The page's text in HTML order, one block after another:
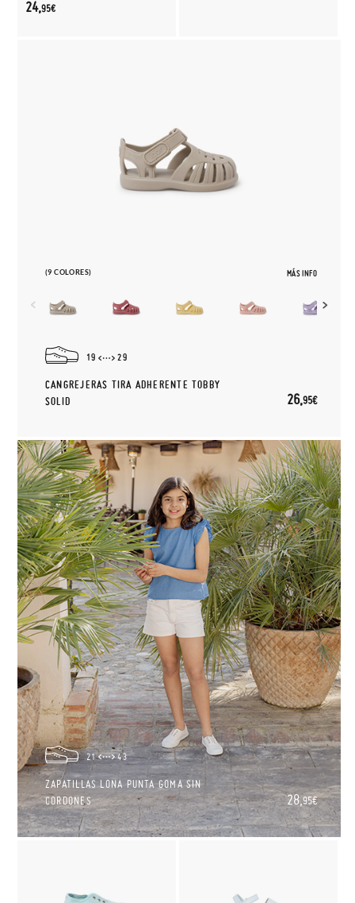
24,95€
(9 COLORES) MÁS INFO
19 29
CANGREJERAS TIRA ADHERENTE TOBBY
SOLID
26,95€
21 43
ZAPATILLAS LONA PUNTA GOMA SIN
CORDONES
28,95€